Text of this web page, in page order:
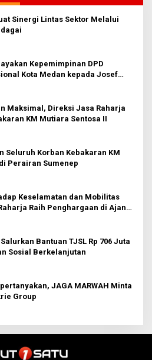
Sinergi Lintas Sektor Melalui
Kepemimpinan DPD
Kota Medan kepada Josef
Maksimal, Direksi Jasa Raharja
KM Mutiara Sentosa II
Seluruh Korban Kebakaran KM
Perairan Sumenep
Keselamatan dan Mobilitas
Raih Penghargaan di Ajang
Awards 2026
Bantuan TJSL Rp 706 Juta
Sosial Berkelanjutan
JAGA MARWAH Minta
Group